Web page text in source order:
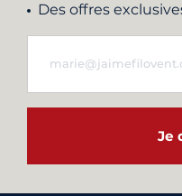
Des offres
Je